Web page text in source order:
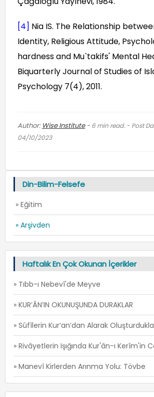
[4] Nia IS. The Relationship
Identity, Religious Attitude,
hardness and Mu`takifs' Mental
Biquarterly Journal of Studies of
Psychology 7(4), 2011.
Author: Wise Institute- 6 min read. - Post
04/10/2023
Din-Bilim-Felsefe
» Eğitim
» Arşivden
Haftalık En Çok Okunan İçerikler
» Tıbb-ı Nebevî'de Meyve
» KUR’ÂN’IN OKUNUŞUNDA DURAKLAR
» Rivâyetlerin Işığında Kur'ân-ı Kerîm'in
» Manevî Kirlerden Arınma Yolu: Tövbe